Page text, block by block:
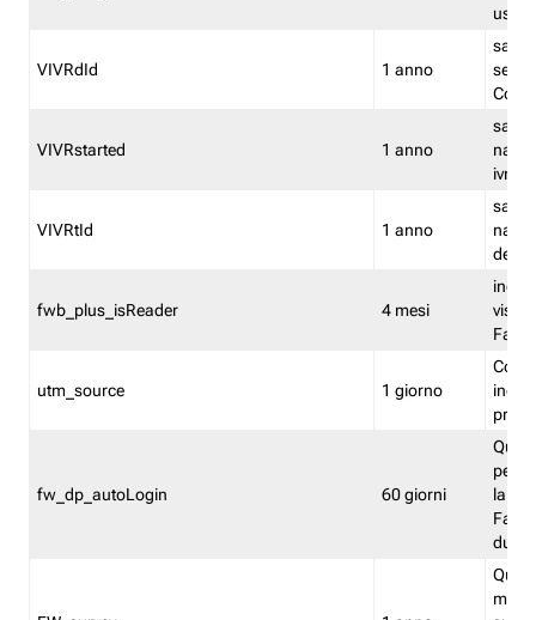
VIVRdId 1 anno
salva
Convy
VIVRstarted 1 anno
salva
ivr
VIVRtId 1 anno
salva
del
fwb_plus_isReader 4 mesi
utm_source 1 giorno
fw_dp_autoLogin 60 giorni
la